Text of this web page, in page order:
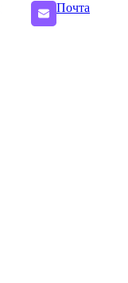
Почта